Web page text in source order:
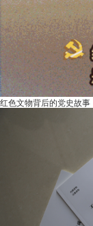
红色文物背后的党史故